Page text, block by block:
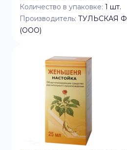
Количество в упаковке: 1 шт.
Производитель: ТУЛЬСКАЯ
(ООО)